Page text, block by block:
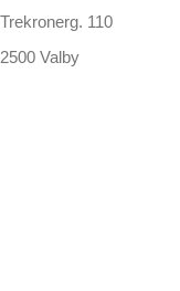
Trekronerg. 110
2500 Valby